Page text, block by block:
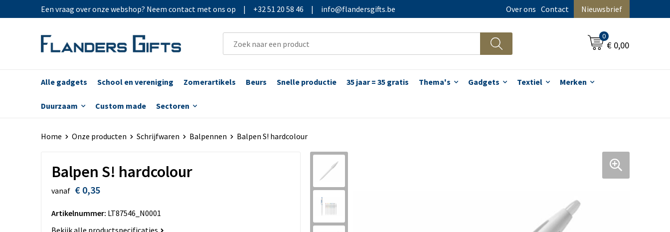
Een vraag over onze webshop? Neem contact met ons op | +32 51 20 58 46 | info@flandersgifts.be Over ons Contact Nieuwsbrief
0
€ 0,00
Alle gadgets School en vereniging Zomerartikels Beurs Snelle productie 35 jaar = 35 gratis Thema's Gadgets Textiel Merken
Duurzaam Custom made Sectoren
Home Onze producten Schrijfwaren Balpennen Balpen S! hardcolour
Balpen S! hardcolour
vanaf € 0,35
Artikelnummer: LT87546_N0001